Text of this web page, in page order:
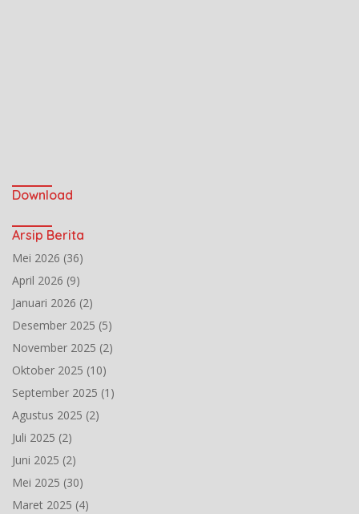
Download
Arsip Berita
Mei 2026 (36)
April 2026 (9)
Januari 2026 (2)
Desember 2025 (5)
November 2025 (2)
Oktober 2025 (10)
September 2025 (1)
Agustus 2025 (2)
Juli 2025 (2)
Juni 2025 (2)
Mei 2025 (30)
Maret 2025 (4)